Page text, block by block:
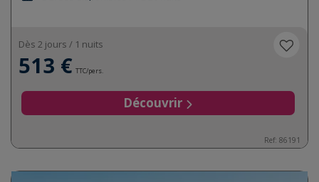
Dès 2 jours / 1 nuits
513 € TTC/pers.
Découvrir
Ref: 86191